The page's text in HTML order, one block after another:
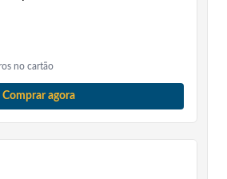
no cartão
Comprar agora